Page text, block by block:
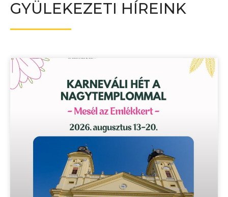
GYÜLEKEZETI HÍREINK